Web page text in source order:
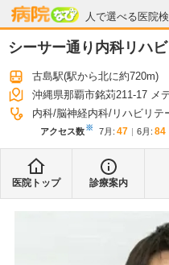
人で選べる医院
病院なび
シーサー通り内科リハ
古島駅(駅から北に約720m)
沖縄県那覇市銘苅211-17 メ
内科 脳神経内科 リハビリテ
アクセス数※ 7月 : 47 6月 : 84
医院トップ 診療案内